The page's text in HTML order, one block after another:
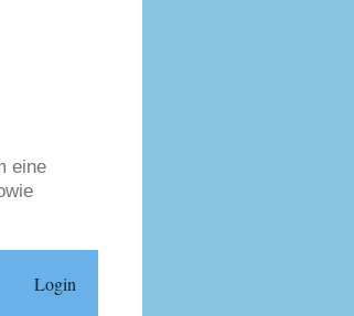
eine
Login